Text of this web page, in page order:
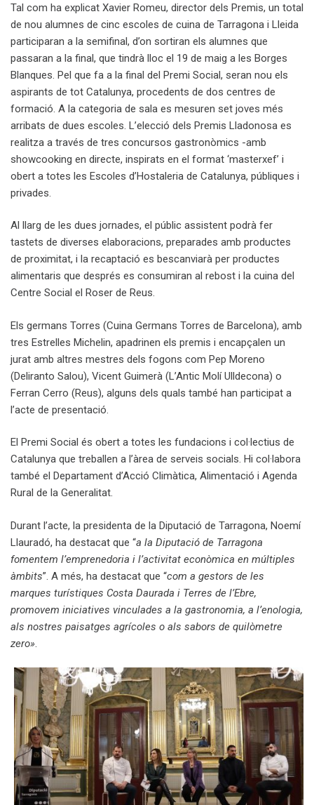
Tal com ha explicat Xavier Romeu, director dels Premis, un total
de nou alumnes de cinc escoles de cuina de Tarragona i Lleida
participaran a la semifinal, d’on sortiran els alumnes que
passaran a la final, que tindrà lloc el 19 de maig a les Borges
Blanques. Pel que fa a la final del Premi Social, seran nou els
aspirants de tot Catalunya, procedents de dos centres de
formació. A la categoria de sala es mesuren set joves més
arribats de dues escoles. L’elecció dels Premis Lladonosa es
realitza a través de tres concursos gastronòmics -amb
showcooking en directe, inspirats en el format ‘masterxef’ i
obert a totes les Escoles d’Hostaleria de Catalunya, públiques i
privades.
Al llarg de les dues jornades, el públic assistent podrà fer
tastets de diverses elaboracions, preparades amb productes
de proximitat, i la recaptació es bescanviarà per productes
alimentaris que després es consumiran al rebost i la cuina del
Centre Social el Roser de Reus.
Els germans Torres (Cuina Germans Torres de Barcelona), amb
tres Estrelles Michelin, apadrinen els premis i encapçalen un
jurat amb altres mestres dels fogons com Pep Moreno
(Deliranto Salou), Vicent Guimerà (L’Antic Molí Ulldecona) o
Ferran Cerro (Reus), alguns dels quals també han participat a
l’acte de presentació.
El Premi Social és obert a totes les fundacions i col·lectius de
Catalunya que treballen a l’àrea de serveis socials. Hi col·labora
també el Departament d’Acció Climàtica, Alimentació i Agenda
Rural de la Generalitat.
Durant l’acte, la presidenta de la Diputació de Tarragona, Noemí
Llauradó, ha destacat que “a la Diputació de Tarragona
fomentem l’emprenedoria i l’activitat econòmica en múltiples
àmbits”. A més, ha destacat que “com a gestors de les
marques turístiques Costa Daurada i Terres de l’Ebre,
promovem iniciatives vinculades a la gastronomia, a l’enologia,
als nostres paisatges agrícoles o als sabors de quilòmetre
zero».